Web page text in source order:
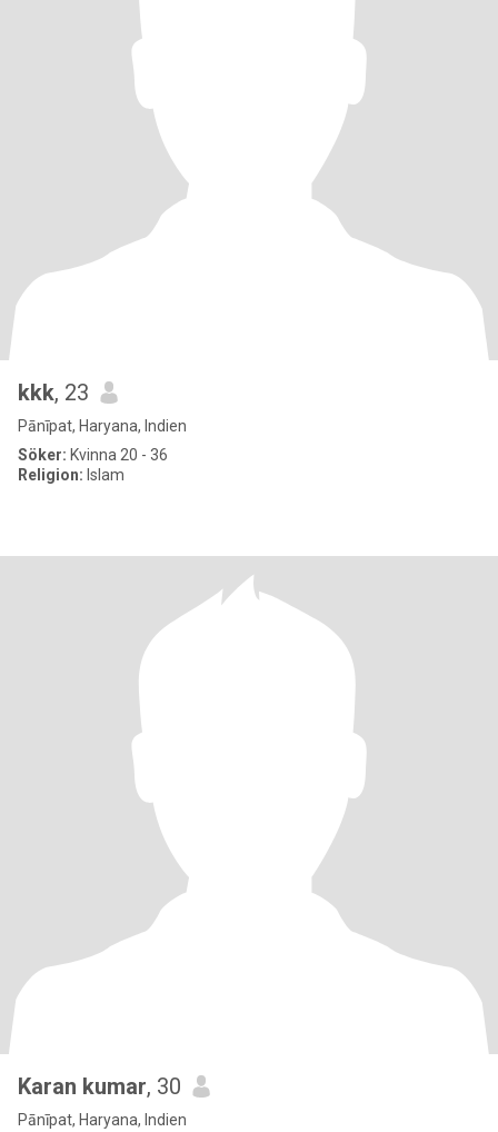
kkk, 23
Pānīpat, Haryana, Indien
Söker: Kvinna 20 - 36
Religion: Islam
Karan kumar, 30
Pānīpat, Haryana, Indien